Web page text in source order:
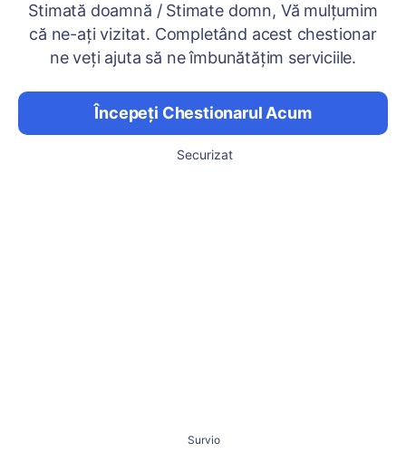
Stimată doamnă / Stimate domn, Vă mulțumim
că ne-ați vizitat. Completând acest chestionar
ne veți ajuta să ne îmbunătățim serviciile.
Începeți Chestionarul Acum
Securizat
Survio